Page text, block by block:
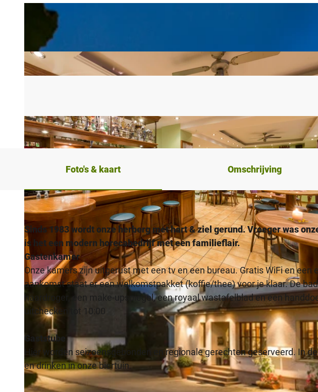
Foto's & kaart Omschrijving
Sinds 1983 wordt onze herberg met hart & ziel gerund. Vroeger was
is het een modern horecabedrijf met een familieflair.
Gastenkamer
Onze kamers zijn uitgerust met een tv en een bureau. Gratis WiFi en een
aankomst staat er een welkomstpakket (koffie/thee) voor je klaar. De
haardroger, een make-upspiegel, een royaal wastafelblad en een
uitchecken tot 10:00
Gaststube
Hier worden seizoensgebonden en regionale gerechten geserveerd. In
en drinken in onze biertuin.